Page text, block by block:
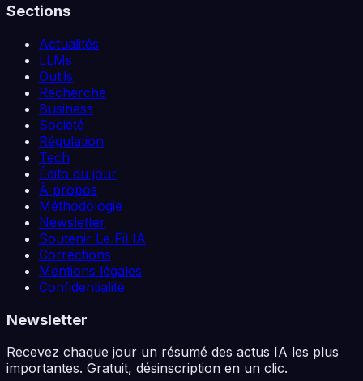
Sections
Actualités
LLMs
Outils
Recherche
Business
Société
Régulation
Tech
Édito du jour
À propos
Méthodologie
Newsletter
Soutenir Le Fil IA
Corrections
Mentions légales
Confidentialité
Newsletter
Recevez chaque jour un résumé des actus IA les plus
importantes. Gratuit, désinscription en un clic.